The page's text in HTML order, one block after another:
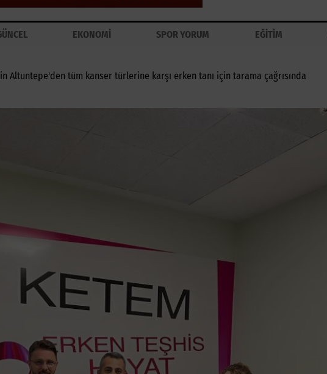
EKONOMİ SPOR YORUM EĞİTİM
Altuntepe'den tüm kanser türlerine karşı erken tanı için tarama çağrısında